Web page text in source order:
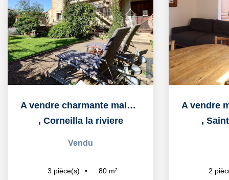
A vendre charmante maison de village avec jardin, garage et...
, Corneilla la riviere
Vendu
3 pièce(s) 80 m²
,
2